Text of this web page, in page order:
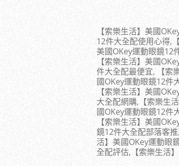
【索樂生活】美國
12件大全配使用心得,
美國OKey運動眼鏡12
【索樂生活】美國
件大全配最便宜, 【索
國OKey運動眼鏡12件
【索樂生活】美國
大全配網購,【索樂生
國OKey運動眼鏡12件
【索樂生活】美國
鏡12件大全配部落客
活】美國OKey運動眼
全配評估,【索樂生活